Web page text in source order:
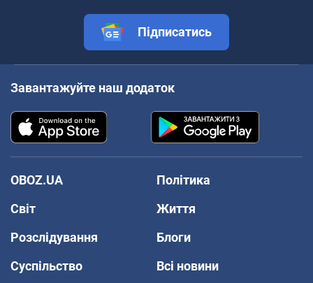
Підписатись
Завантажуйте наш додаток
OBOZ.UA
Політика
Світ
Життя
Розслідування
Блоги
Суспільство
Всі новини